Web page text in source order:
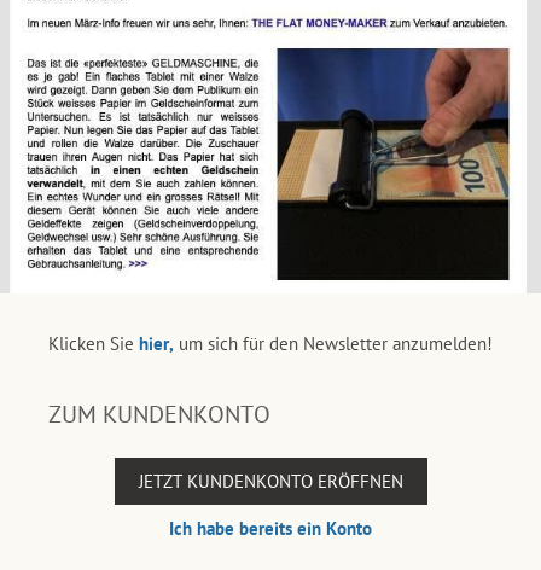
Klicken Sie hier, um sich für den Newsletter anzumelden!
ZUM KUNDENKONTO
JETZT KUNDENKONTO ERÖFFNEN
Ich habe bereits ein Konto